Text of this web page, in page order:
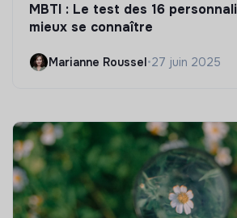
MBTI : Le test des 16
mieux se connaître
Marianne Roussel•27 juin 2025